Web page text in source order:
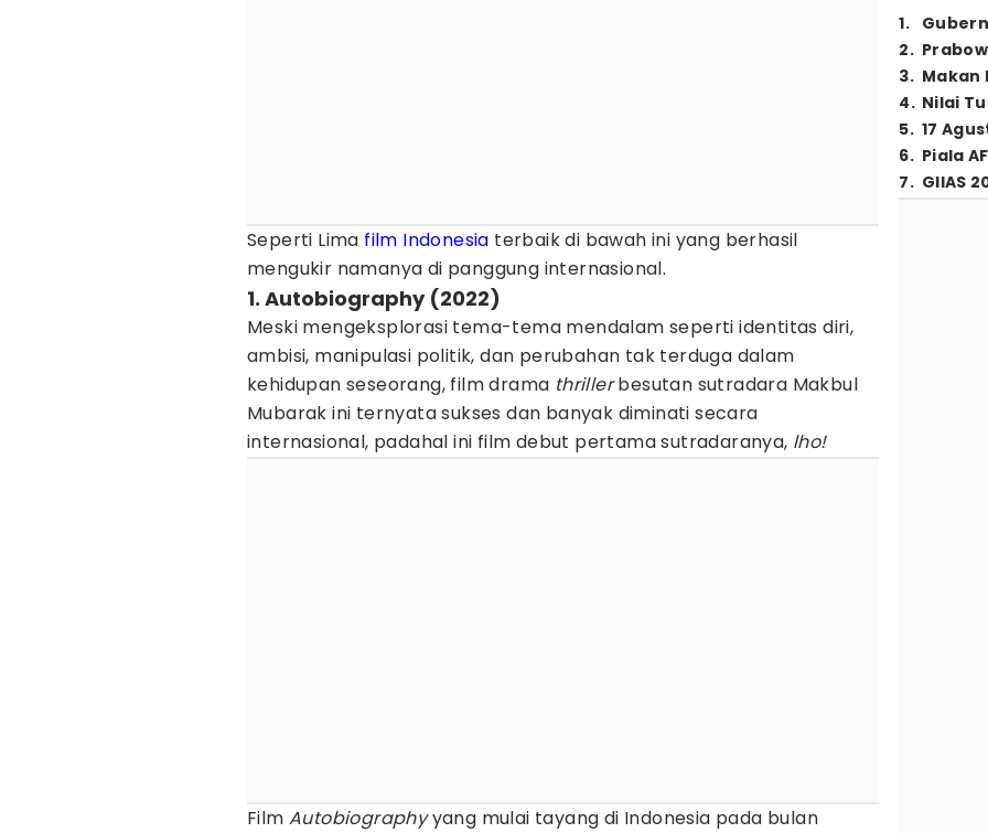
Seperti Lima film Indonesia terbaik di bawah ini yang berhasil
mengukir namanya di panggung internasional.
1. Autobiography (2022)
Meski mengeksplorasi tema-tema mendalam seperti identitas diri,
ambisi, manipulasi politik, dan perubahan tak terduga dalam
kehidupan seseorang, film drama thrillerbesutan sutradara Makbul
Mubarak ini ternyata sukses dan banyak diminati secara
internasional, padahal ini film debut pertama sutradaranya, lho!
Film Autobiographyyang mulai tayang di Indonesia pada bulan
1.
2.
3. Makan
4. Nilai
5. 17
6. Piala
7. GIIAS